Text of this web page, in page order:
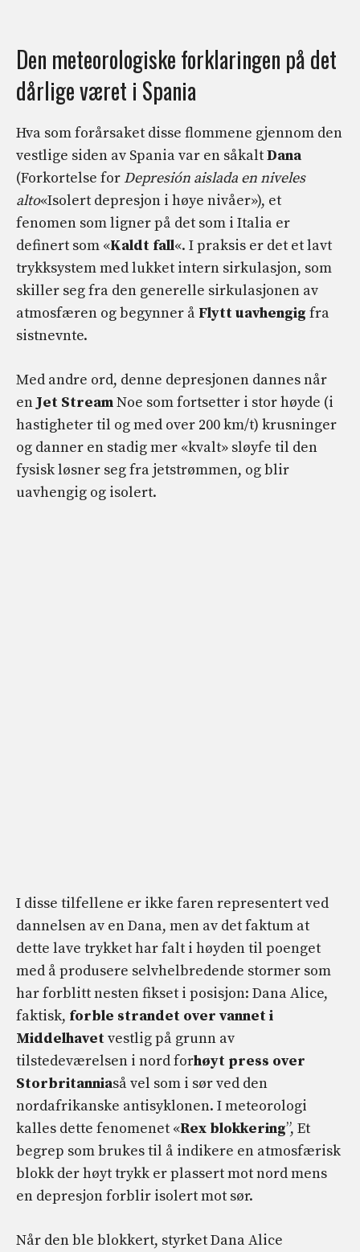
Den meteorologiske forklaringen på det
dårlige været i Spania
Hva som forårsaket disse flommene gjennom den
vestlige siden av Spania var en såkaltDana
(Forkortelse for Depresión aislada en niveles
alto«Isolert depresjon i høye nivåer»), et
fenomen som ligner på det som i Italia er
definert som «Kaldt fall«. I praksis er det et lavt
trykksystem med lukket intern sirkulasjon, som
skiller seg fra den generelle sirkulasjonen av
atmosfæren og begynner å Flytt uavhengig fra
sistnevnte.
Med andre ord, denne depresjonen dannes når
en Jet StreamNoe som fortsetter i stor høyde (i
hastigheter til og med over 200 km/t) krusninger
og danner en stadig mer «kvalt» sløyfe til den
fysisk løsner seg fra jetstrømmen, og blir
uavhengig og isolert.
I disse tilfellene er ikke faren representert ved
dannelsen av en Dana, men av det faktum at
dette lave trykket har falt i høyden til poenget
med å produsere selvhelbredende stormer som
har forblitt nesten fikset i posisjon: Dana Alice,
faktisk, forble strandet over vannet i
Middelhavetvestlig på grunn av
tilstedeværelsen i nord forhøyt press over
Storbritanniaså vel som i sør ved den
nordafrikanske antisyklonen. I meteorologi
kalles dette fenomenet «Rex blokkering”, Et
begrep som brukes til å indikere en atmosfærisk
blokk der høyt trykk er plassert mot nord mens
en depresjon forblir isolert mot sør.
Når den ble blokkert, styrket Dana Alice